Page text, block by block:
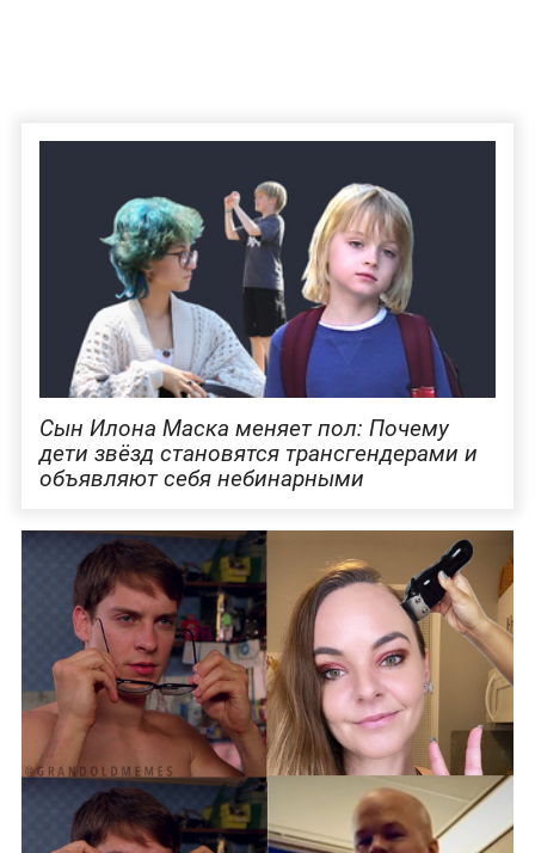
Сын Илона Маска меняет пол: Почему
дети звёзд становятся трансгендерами и
объявляют себя небинарными